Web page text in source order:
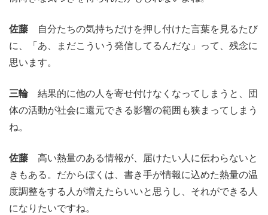
佐藤 自分たちの気持ちだけを押し付けた言葉を見るたび
に、「あ、まだこういう発信してるんだな」って、残念に
思います。
三輪結果的に他の人を寄せ付けなくなってしまうと、団
体の活動が社会に還元できる影響の範囲も狭まってしまう
ね。
佐藤 高い熱量のある情報が、届けたい人に伝わらないと
きもある。だからぼくは、書き手が情報に込めた熱量の温
度調整をする人が増えたらいいと思うし、それができる人
になりたいですね。